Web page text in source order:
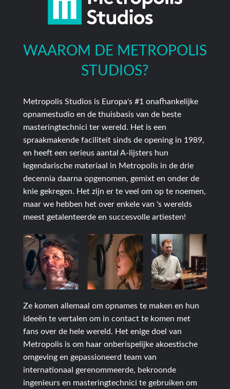
WAAROM DE METROPOLIS
STUDIOS?
Metropolis Studios is Europa's #1 onafhankelijke
opnamestudio en de thuisbasis van de beste
masteringtechnici ter wereld. Het is een
spraakmakende faciliteit sinds de opening in 1989,
en heeft een serieus aantal A-lijsters hun
legendarische materiaal in Metropolis in de drie
decennia daarna opgenomen, gemixt en onder de
knie gekregen. Het zijn er te veel om op te noemen,
maar we hebben het over enkele van 's werelds
meest getalenteerde en succesvolle artiesten!
Ze komen allemaal om opnames te maken en hun
ideeën te vertalen om in contact te komen met
fans over de hele wereld. Het enige doel van
Metropolis is om haar onberispelijke akoestische
omgeving en gepassioneerd team van
internationaal gerenommeerde, bekroonde
ingenieurs en masteringtechnici te gebruiken om